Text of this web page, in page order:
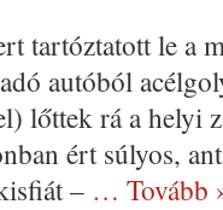
tartóztatott le a
autóból
lőttek rá a helyi
ért súlyos,
– … Tovább